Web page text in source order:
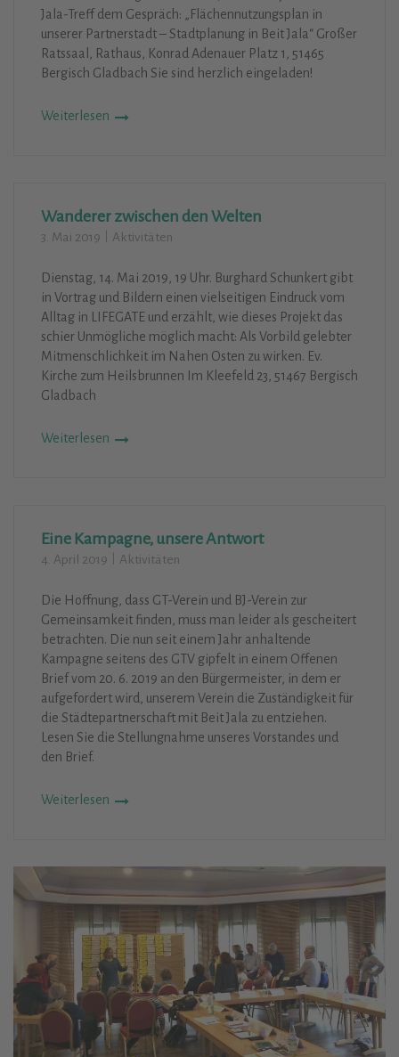
Jala-Treff dem Gespräch: „Flächennutzungsplan in
unserer Partnerstadt – Stadtplanung in Beit Jala“ Großer
Ratssaal, Rathaus, Konrad Adenauer Platz 1, 51465
Bergisch Gladbach Sie sind herzlich eingeladen!
Weiterlesen
Wanderer zwischen den Welten
3. Mai 2019 Aktivitäten
Dienstag, 14. Mai 2019, 19 Uhr. Burghard Schunkert gibt
in Vortrag und Bildern einen vielseitigen Eindruck vom
Alltag in LIFEGATE und erzählt, wie dieses Projekt das
schier Unmögliche möglich macht: Als Vorbild gelebter
Mitmenschlichkeit im Nahen Osten zu wirken. Ev.
Kirche zum Heilsbrunnen Im Kleefeld 23, 51467 Bergisch
Gladbach
Weiterlesen
Eine Kampagne, unsere Antwort
4. April 2019 Aktivitäten
Die Hoffnung, dass GT-Verein und BJ-Verein zur
Gemeinsamkeit finden, muss man leider als gescheitert
betrachten. Die nun seit einem Jahr anhaltende
Kampagne seitens des GTV gipfelt in einem Offenen
Brief vom 20. 6. 2019 an den Bürgermeister, in dem er
aufgefordert wird, unserem Verein die Zuständigkeit für
die Städtepartnerschaft mit Beit Jala zu entziehen.
Lesen Sie die Stellungnahme unseres Vorstandes und
den Brief.
Weiterlesen